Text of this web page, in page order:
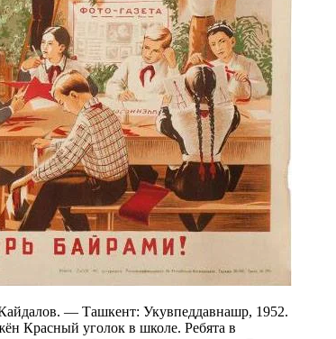
— Ташкент: Укувпеддавнашр, 1952.
Красный уголок в школе. Ребята в